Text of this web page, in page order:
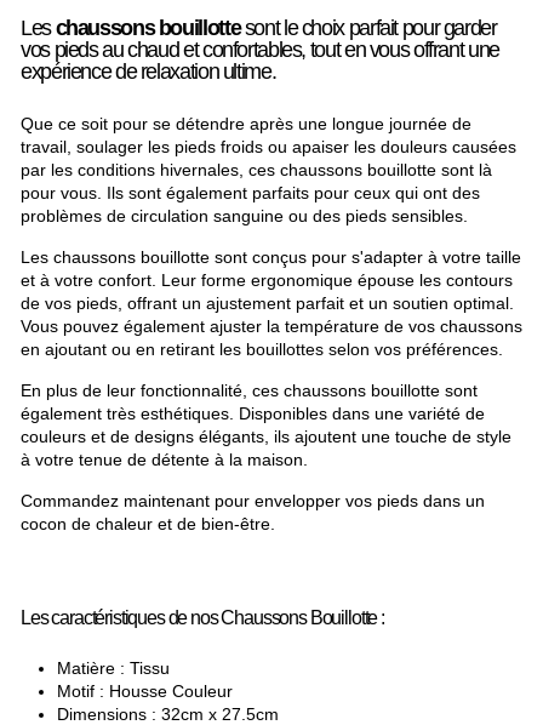
Leschaussons bouillottesont le choix parfait pour garder
vos pieds au chaud et confortables, tout en vous offrant une
expérience de relaxation ultime.
Que ce soit pour se détendre après une longue journée de
travail, soulager les pieds froids ou apaiser les douleurs causées
par les conditions hivernales, ces chaussons bouillotte sont là
pour vous. Ils sont également parfaits pour ceux qui ont des
problèmes de circulation sanguine ou des pieds sensibles.
Les chaussons bouillotte sont conçus pour s'adapter à votre taille
et à votre confort. Leur forme ergonomique épouse les contours
de vos pieds, offrant un ajustement parfait et un soutien optimal.
Vous pouvez également ajuster la température de vos chaussons
en ajoutant ou en retirant les bouillottes selon vos préférences.
En plus de leur fonctionnalité, ces chaussons bouillotte sont
également très esthétiques. Disponibles dans une variété de
couleurs et de designs élégants, ils ajoutent une touche de style
à votre tenue de détente à la maison.
Commandez maintenant pour envelopper vos pieds dans un
cocon de chaleur et de bien-être.
Les caractéristiques de nos Chaussons Bouillotte :
Matière : Tissu
Motif : Housse Couleur
Dimensions : 32cm x 27.5cm